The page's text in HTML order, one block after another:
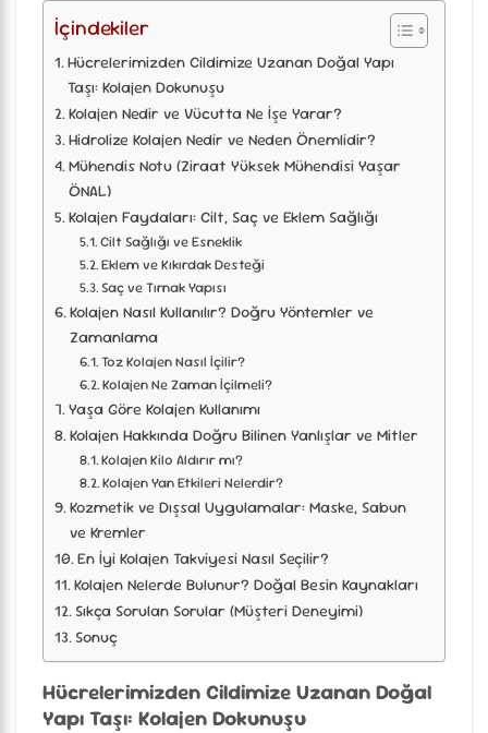
İçindekiler
Hücrelerimizden Cildimize Uzanan Doğal Yapı
Taşı: Kolajen Dokunuşu
Kolajen Nedir ve Vücutta Ne İşe Yarar?
Hidrolize Kolajen Nedir ve Neden Önemlidir?
Mühendis Notu (Ziraat Yüksek Mühendisi Yaşar
ÖNAL)
Kolajen Faydaları: Cilt, Saç ve Eklem Sağlığı
Cilt Sağlığı ve Esneklik
Eklem ve Kıkırdak Desteği
Saç ve Tırnak Yapısı
Kolajen Nasıl Kullanılır? Doğru Yöntemler ve
Zamanlama
Toz Kolajen Nasıl İçilir?
Kolajen Ne Zaman İçilmeli?
Yaşa Göre Kolajen Kullanımı
Kolajen Hakkında Doğru Bilinen Yanlışlar ve Mitler
Kolajen Kilo Aldırır mı?
Kolajen Yan Etkileri Nelerdir?
Kozmetik ve Dışsal Uygulamalar: Maske, Sabun
ve Kremler
En İyi Kolajen Takviyesi Nasıl Seçilir?
Kolajen Nelerde Bulunur? Doğal Besin Kaynakları
Sıkça Sorulan Sorular (Müşteri Deneyimi)
Sonuç
Hücrelerimizden Cildimize Uzanan Doğal
Yapı Taşı: Kolajen Dokunuşu